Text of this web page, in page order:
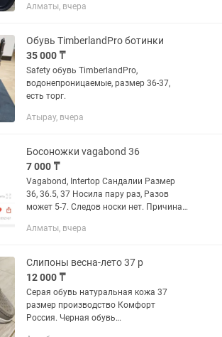
Босоножки - 38-24см . Сланцы - 38-39 -
Алматы, вчера
Обувь TimberlandPro ботинки
35 000 ₸
Safety обувь TimberlandPro,
водонепроницаемые, размер 36-37,
есть торг.
Атырау, вчера
Босоножки vagabond 36
7 000 ₸
Vagabond, Intertop Сандалии Размер
36, 36.5, 37 Носила пару раз, Разов
может 5-7. Следов носки нет. Причина
большемерит. Отправляю живые фото
Алматы, вчера
Слипоны весна-лето 37 р
12 000 ₸
Серая обувь натуральная кожа 37
размер производство Комфорт
Россия. Черная обувь